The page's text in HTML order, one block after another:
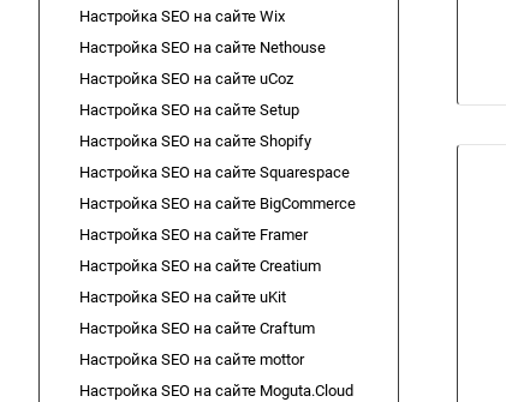
Настройка SEO на сайте Wix
Настройка SEO на сайте Nethouse
Настройка SEO на сайте uCoz
Настройка SEO на сайте Setup
Настройка SEO на сайте Shopify
Настройка SEO на сайте Squarespace
Настройка SEO на сайте BigCommerce
Настройка SEO на сайте Framer
Настройка SEO на сайте Creatium
Настройка SEO на сайте uKit
Настройка SEO на сайте Craftum
Настройка SEO на сайте mottor
Настройка SEO на сайте Moguta.Cloud